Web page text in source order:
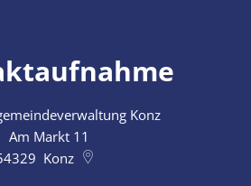
Konz
Am Markt 11
Konz